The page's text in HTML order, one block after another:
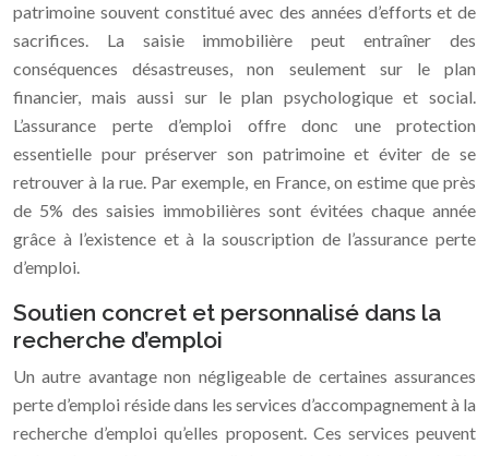
patrimoine souvent constitué avec des années d’efforts et de
sacrifices. La saisie immobilière peut entraîner des
conséquences désastreuses, non seulement sur le plan
financier, mais aussi sur le plan psychologique et social.
L’assurance perte d’emploi offre donc une protection
essentielle pour préserver son patrimoine et éviter de se
retrouver à la rue. Par exemple, en France, on estime que près
de 5% des saisies immobilières sont évitées chaque année
grâce à l’existence et à la souscription de l’assurance perte
d’emploi.
Soutien concret et personnalisé dans la
recherche d’emploi
Un autre avantage non négligeable de certaines assurances
perte d’emploi réside dans les services d’accompagnement à la
recherche d’emploi qu’elles proposent. Ces services peuvent